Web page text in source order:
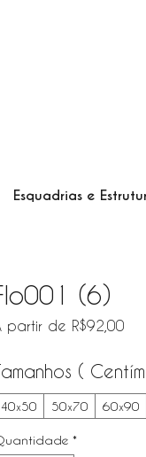
Esquadrias e
(6)
partir de R$92,00
(
40x50 50x70 60x90
*